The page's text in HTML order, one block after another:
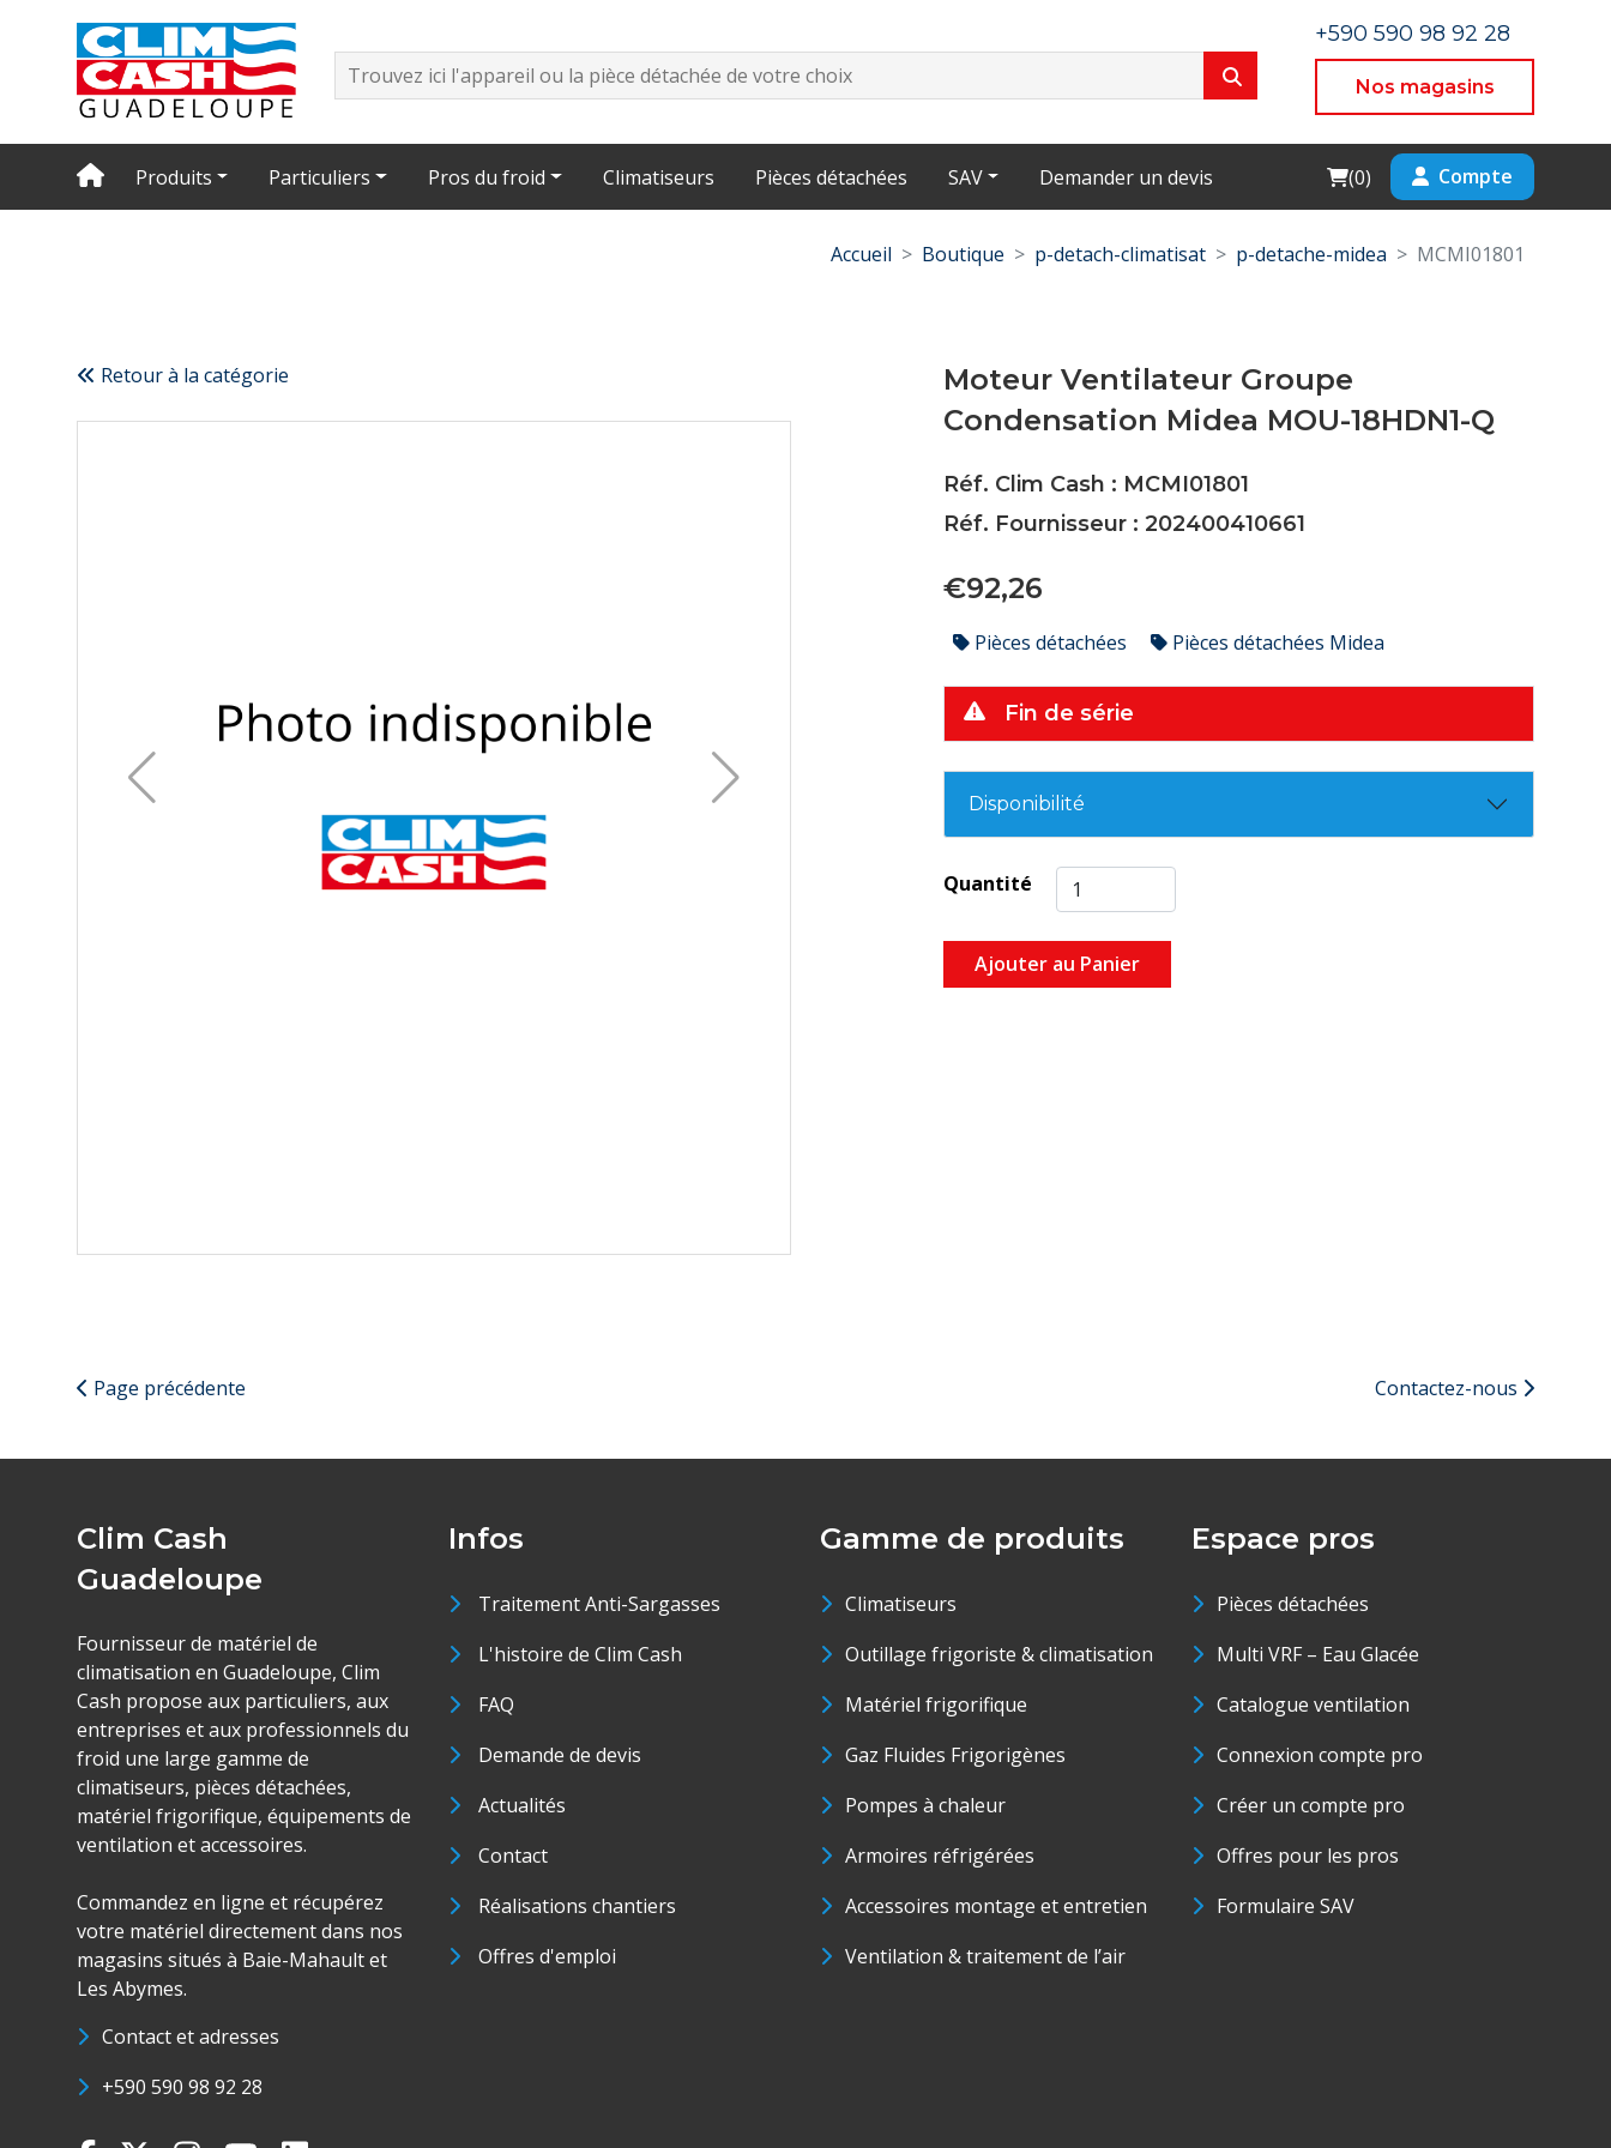
+590 590 98 92 28
Nos magasins
Produits Particuliers Pros du froid Climatiseurs Pièces détachées SAV Demander un devis Cart
(0) Compte
Accueil Boutique p-detach-climatisat p-detache-midea MCMI01801
Retour à la catégorie
Moteur Ventilateur Groupe
Condensation Midea MOU-18HDN1-Q
Réf. Clim Cash : MCMI01801
Réf. Fournisseur : 202400410661
€92,26
Pièces détachées Pièces détachées Midea
Fin de série
Disponibilité
Quantité
Ajouter au Panier
Page précédente Contactez-nous
Clim Cash
Guadeloupe
Fournisseur de matériel de
climatisation en Guadeloupe, Clim
Cash propose aux particuliers, aux
entreprises et aux professionnels du
froid une large gamme de
climatiseurs, pièces détachées,
matériel frigorifique, équipements de
ventilation et accessoires.
Commandez en ligne et récupérez
votre matériel directement dans nos
magasins situés à Baie-Mahault et
Les Abymes.
Contact et adresses
+590 590 98 92 28
Infos
Traitement Anti-Sargasses
L'histoire de Clim Cash
FAQ
Demande de devis
Actualités
Contact
Réalisations chantiers
Offres d'emploi
Gamme de produits
Climatiseurs
Outillage frigoriste & climatisation
Matériel frigorifique
Gaz Fluides Frigorigènes
Pompes à chaleur
Armoires réfrigérées
Accessoires montage et entretien
Ventilation & traitement de l’air
Espace pros
Pièces détachées
Multi VRF – Eau Glacée
Catalogue ventilation
Connexion compte pro
Créer un compte pro
Offres pour les pros
Formulaire SAV